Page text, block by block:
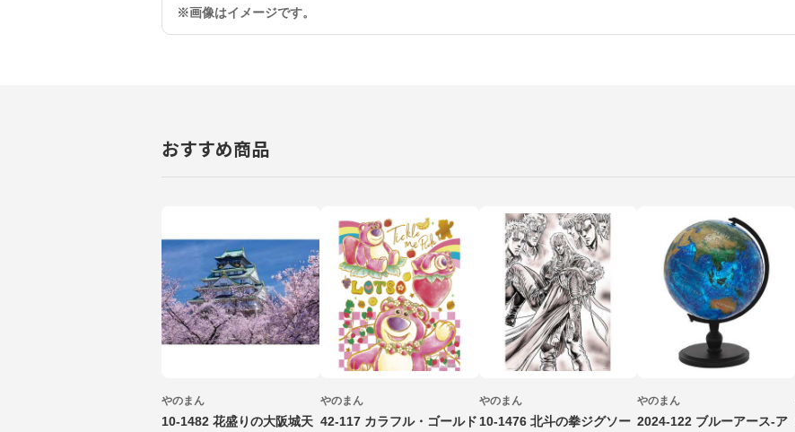
※画像はイメージです。
おすすめ商品
やのまん
10-1482 花盛りの大阪城天
やのまん
42-117 カラフル・ゴールド
やのまん
10-1476 北斗の拳ジグソー
やのまん
2024-122 ブルーアース‐ア